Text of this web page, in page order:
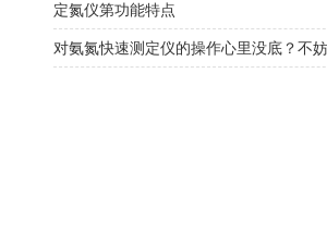
定氮仪第功能特点